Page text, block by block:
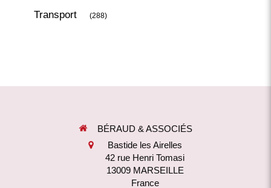
Transport (288)
BÉRAUD & ASSOCIÉS
Bastide les Airelles
42 rue Henri Tomasi
13009 MARSEILLE
France